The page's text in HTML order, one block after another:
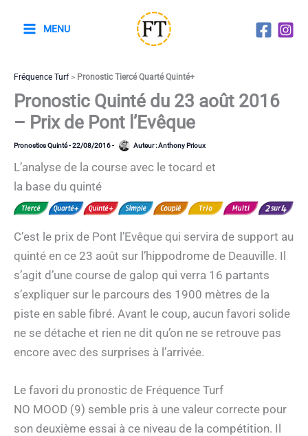
MENU
Fréquence Turf> Pronostic Tiercé Quarté Quinté+
Pronostic Quinté du 23 août 2016
– Prix de Pont l’Evêque
Pronostics Quinté-22/08/2016- Auteur :Anthony Prioux
L’analyse de la course avec le tocard et
la base du quinté
C’est le prix de Pont l’Evêque qui servira de support au
quinté en ce 23 août sur l’hippodrome de Deauville. Il
s’agit d’une course de galop qui verra 16 partants
s’expliquer sur le parcours des 1900 mètres de la
piste en sable fibré. Avant le coup, aucun favori solide
ne se détache et rien ne dit qu’on ne se retrouve pas
encore avec des surprises à l’arrivée.
Le favori du pronostic de Fréquence Turf
NO MOOD (9) semble pris à une valeur correcte pour
son deuxième essai à ce niveau de la compétition. Il